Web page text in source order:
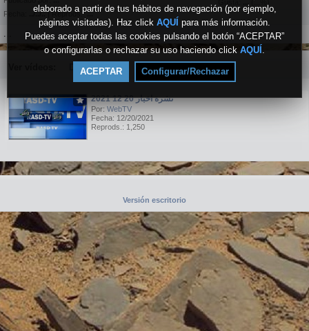
elaborado a partir de tus hábitos de navegación (por ejemplo,
páginas visitadas). Haz click AQUÍ para más información.
Puedes aceptar todas las cookies pulsando el botón “ACEPTAR”
o configurarlas o rechazar su uso haciendo click AQUÍ .
ACEPTAR Configurar/Rechazar
(...
Fecha:
../../.. | Reprods.:...
...
Destacados ▼
نشرة اخبار 20 12 2021
Por: WebTV
Fecha: 12/20/2021
Reprods.: 1,250
Versión escritorio